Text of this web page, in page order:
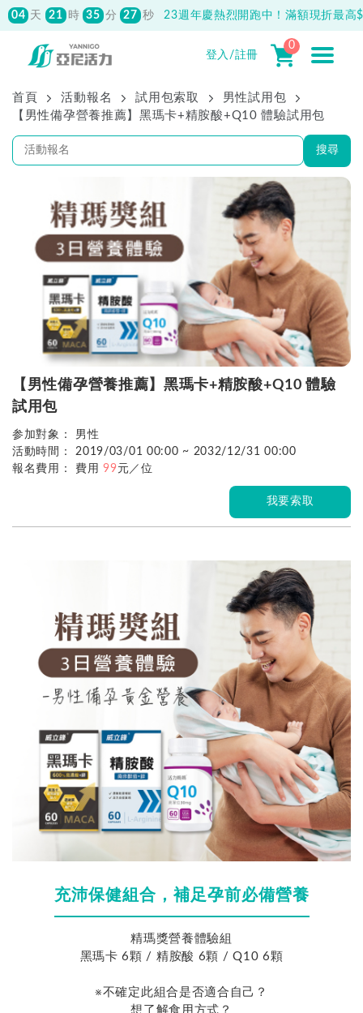
04 天 21 時 35 分 26 秒 23週年慶熱烈開跑中！滿額現折最高
登入/註冊
0
首頁 活動報名 試用包索取
男性試用包
【男性備孕營養推薦】黑瑪卡+精胺酸+Q10 體驗試用包
搜尋
【男性備孕營養推薦】黑瑪卡+精胺酸+Q10 體驗
試用包
参加對象： 男性
活動時間：2019/03/01 00:00 ~ 2032/12/31 00:00
報名費用： 費用99元／位
我要索取
充沛保健組合，補足孕前必備營養
精瑪獎營養體驗組
黑瑪卡 6顆 / 精胺酸 6顆 / Q10 6顆
※不確定此組合是否適合自己？
想了解食用方式？